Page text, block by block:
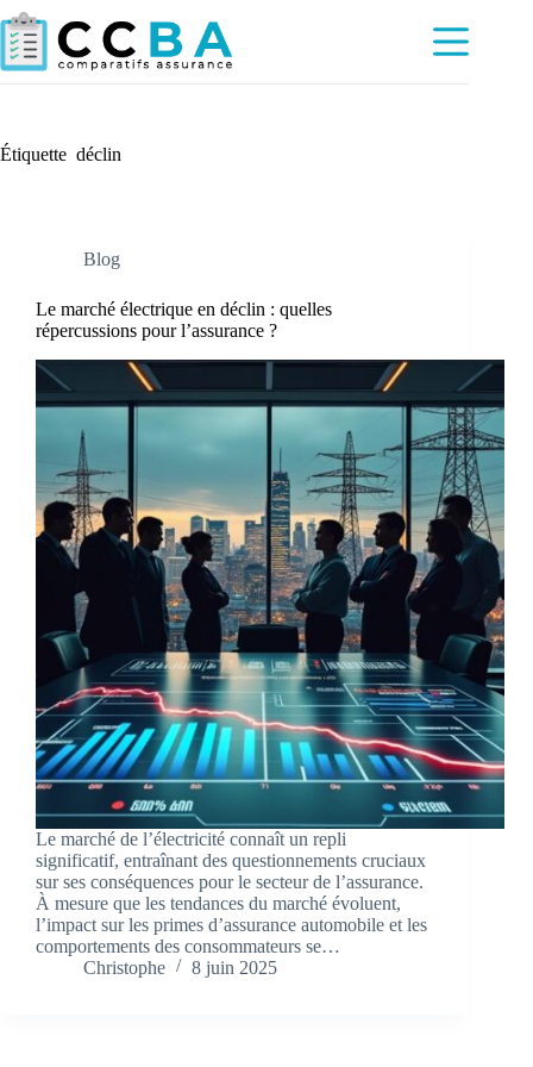
Passer
au
contenu
Étiquette déclin
Blog
Le marché électrique en déclin : quelles
répercussions pour l’assurance ?
Le marché de l’électricité connaît un repli
significatif, entraînant des questionnements cruciaux
sur ses conséquences pour le secteur de l’assurance.
À mesure que les tendances du marché évoluent,
l’impact sur les primes d’assurance automobile et les
comportements des consommateurs se…
Christophe
8 juin 2025